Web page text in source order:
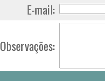
E-mail:
Observações: